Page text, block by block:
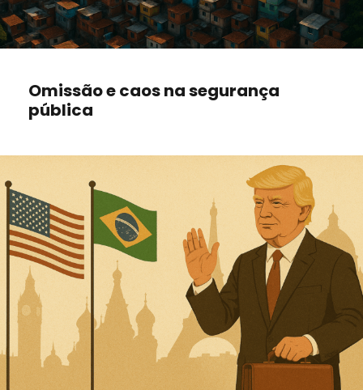
Omissão e caos na segurança
pública